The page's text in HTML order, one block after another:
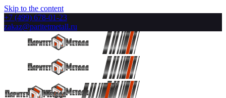
Skip to the content
+7 (499) 678-01-23
zakaz@paritetmetall.ru